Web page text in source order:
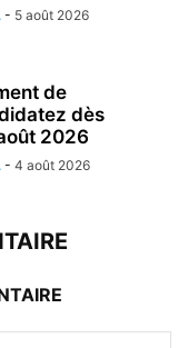
- 5 août 2026
de
dès
2026
- 4 août 2026